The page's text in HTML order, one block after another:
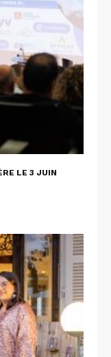
LE 3 JUIN